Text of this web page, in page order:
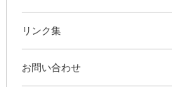
リンク集
お問い合わせ